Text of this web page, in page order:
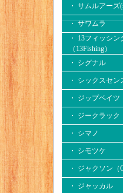
・ サムルアーズ
・ サワムラ
・ 13フィッシン
（13Fishing）
・ シグナル
・ シックスセン
・ ジップベイツ
・ ジークラック
・ シマノ
・ シモツケ
・ ジャクソン（
・ ジャッカル